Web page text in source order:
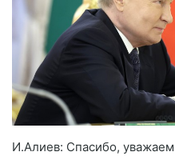
И.Алиев: Спасибо,